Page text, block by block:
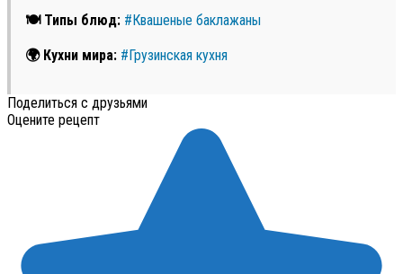
🍽 Типы блюд: #Квашеные баклажаны
🌍 Кухни мира: #Грузинская кухня
Поделиться с друзьями
Оцените рецепт